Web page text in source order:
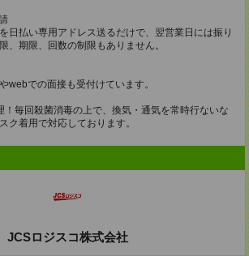
日払い専用アドレス送るだけで、翌営業日には振り
、期限、回数の制限もありません。
webでの面接も受付けています。
！毎回殺菌消毒の上で、換気・通気を常時行ないな
ク着用で対応しております。
JCSロジスコ株式会社